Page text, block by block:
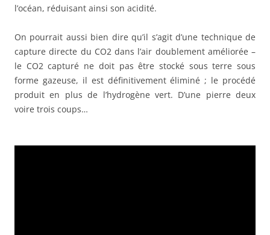
l’océan, réduisant ainsi son acidité.
On pourrait aussi bien dire qu’il s’agit d’une technique de
capture directe du CO2 dans l’air doublement améliorée –
le CO2 capturé ne doit pas être stocké sous terre sous
forme gazeuse, il est définitivement éliminé ; le procédé
produit en plus de l’hydrogène vert. D’une pierre deux
voire trois coups…